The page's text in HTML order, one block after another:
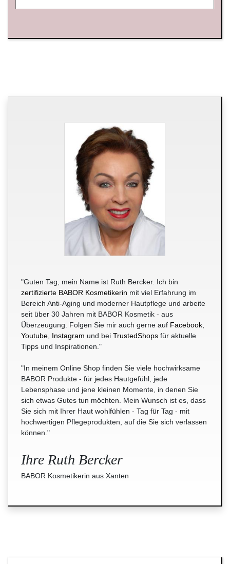
"Guten Tag, mein Name ist Ruth Bercker. Ich bin
zertifizierte BABOR Kosmetikerin mit viel Erfahrung im
Bereich Anti-Aging und moderner Hautpflege und arbeite
seit über 30 Jahren mit BABOR Kosmetik - aus
Überzeugung. Folgen Sie mir auch gerne auf Facebook
Youtube Instagram und bei TrustedShops für aktuelle
Tipps und Inspirationen."
"In meinem Online Shop finden Sie viele hochwirksame
BABOR Produkte - für jedes Hautgefühl, jede
Lebensphase und jene kleinen Momente, in denen Sie
sich etwas Gutes tun möchten. Mein Wunsch ist es, dass
Sie sich mit Ihrer Haut wohlfühlen - Tag für Tag - mit
hochwertigen Pflegeprodukten, auf die Sie sich verlassen
können."
Ihre Ruth Bercker
BABOR Kosmetikerin aus Xanten